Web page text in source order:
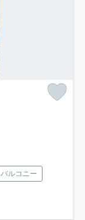
バルコニー